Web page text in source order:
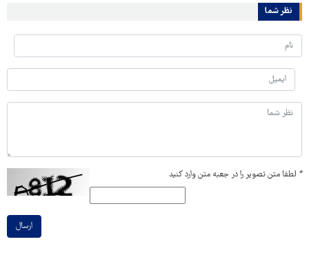
نظر شما
* لطفا متن تصویر را در جعبه متن وارد کنید
ارسال